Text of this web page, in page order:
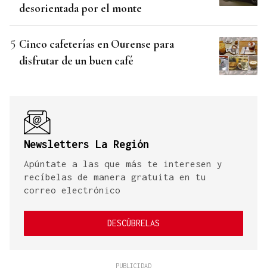
desorientada por el monte
Cinco cafeterías en Ourense para
disfrutar de un buen café
Newsletters La Región
Apúntate a las que más te interesen y
recíbelas de manera gratuita en tu
correo electrónico
DESCÚBRELAS